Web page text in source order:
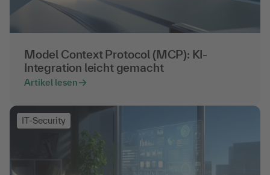
Model Context Protocol (MCP): KI-
Integration leicht gemacht
Artikel lesen
IT-Security